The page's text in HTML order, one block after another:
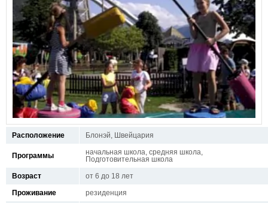
Расположение Блонэй, Швейцария
Программы
начальная школа, средняя школа,
Подготовительная школа
Возраст
от 6 до 18 лет
Проживание
резиденция